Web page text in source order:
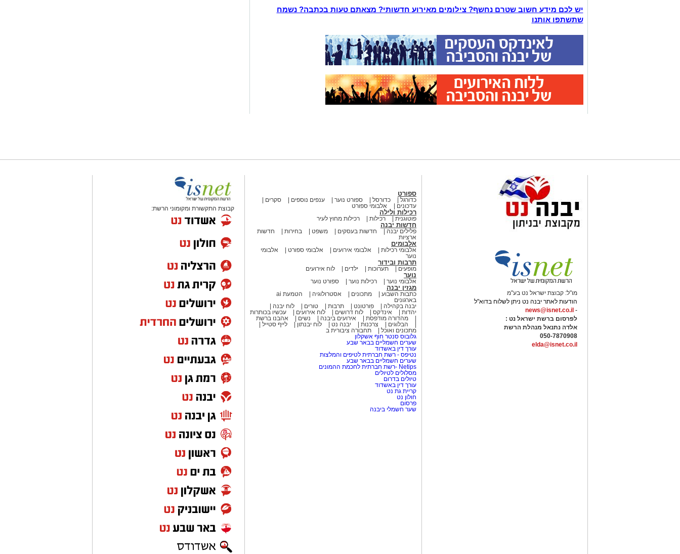
יש לכם מידע חשוב שטרם נחשף? צילומים מאירוע חדשותי? מצאתם טעות בכתבה? נשמח
שתשתפו אותנו
מו"ל: קבוצת ישראל נט בע"מ
הודעות לאתר יבנה נט ניתן לשלוח בדוא"ל
-
news@isnet.co.il
לפרסום ברשת ישראל נט :
אלדה נתנאל מנהלת הרשת
050-7870908
elda@isnet.co.il
ספורט
כדורגל כדורסל ספורט נוער ענפים נוספים
סקרים
עדכונים
אלבומי ספורט
רכילות ולילה
פוטוגנית רכילות רכילות מחוץ לעיר
חדשות יבנה
פלילים יבנה חדשות בעסקים משפט בחירות
חדשות
ארציות
אלבומים
אלבומי רכילות אלבומי אירועים אלבומי ספורט
אלבומי
נוער
תרבות ובידור
מופעים תערוכות ילדים לוח אירועים
נוער
אלבומי נוער רכילות נוער ספורט נוער
מגזין יבנה
כתבות השבוע מתכונים אסטרולוגיה
הטמעת ai
בארגונים
יבנה בקהילה
פורטונט תרבות טורים
לוח יבנה
יהדות
אינדקס לוח דרושים לוח אירועים
עכשיו בכותרות
מהדורה מודפסת
אירועים ביבנה נשים
אהבנו ברשת
הבלוגים
צרכנות יבנה נט לוח יבנתון
לייף סטייל
מתכונים ואוכל
תחבורה ציבורית ב
גלובוס סנטר חוף אשקלון
שערים חשמליים בבאר שבע
עורך דין באשדוד
נטיפס - רשת חברתית לטיפים והמלצות
שערים חשמליים בבאר שבע
Netips -רשת חברתית לחכמת ההמונים
מסלולים לטיולים
טיולים בדרום
עורך דין באשדוד
קריית גת נט
חולון נט
פרסום
שער חשמלי ביבנה
קבוצת התקשורת ומקומוני הרשת: